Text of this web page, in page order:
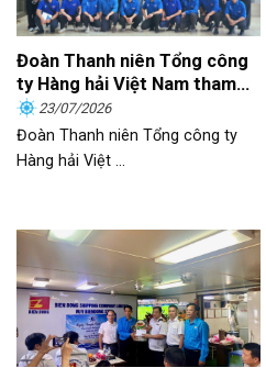
Đoàn Thanh niên Tổng công
ty Hàng hải Việt Nam tham
quan, học tập thực tế tại Nhà
Quốc hội
23/07/2026
Đoàn Thanh niên Tổng công ty
Hàng hải Việt ...